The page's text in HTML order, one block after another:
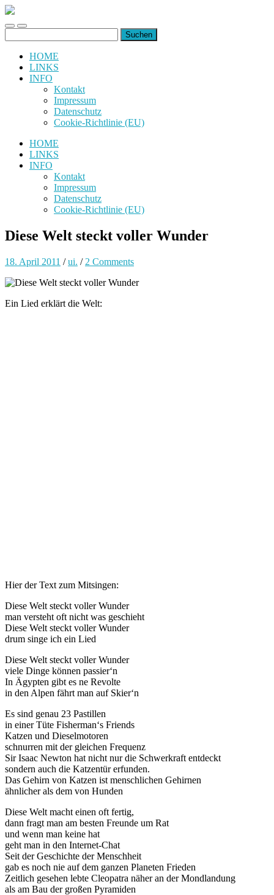
uiuiuiuiuiuiui.de
Toggle
mobile
Toggle
search
nach:
HOME
LINKS
INFO
Kontakt
Impressum
Datenschutz
Cookie-Richtlinie (EU)
HOME
LINKS
INFO
Kontakt
Impressum
Datenschutz
Cookie-Richtlinie (EU)
Diese Welt steckt voller Wunder
18. April 2011 /ui. / 2 Comments
Ein Lied erklärt die Welt:
Hier der Text zum Mitsingen:
Diese Welt steckt voller Wunder
man versteht oft nicht was geschieht
Diese Welt steckt voller Wunder
drum singe ich ein Lied
Diese Welt steckt voller Wunder
viele Dinge können passier‘n
In Ägypten gibt es ne Revolte
in den Alpen fährt man auf Skier‘n
Es sind genau 23 Pastillen
in einer Tüte Fisherman‘s Friends
Katzen und Dieselmotoren
schnurren mit der gleichen Frequenz
Sir Isaac Newton hat nicht nur die Schwerkraft entdeckt
sondern auch die Katzentür erfunden.
Das Gehirn von Katzen ist menschlichen Gehirnen
ähnlicher als dem von Hunden
Diese Welt macht einen oft fertig,
dann fragt man am besten Freunde um Rat
und wenn man keine hat
geht man in den Internet-Chat
Seit der Geschichte der Menschheit
gab es noch nie auf dem ganzen Planeten Frieden
Zeitlich gesehen lebte Cleopatra näher an der Mondlandung
als am Bau der großen Pyramiden